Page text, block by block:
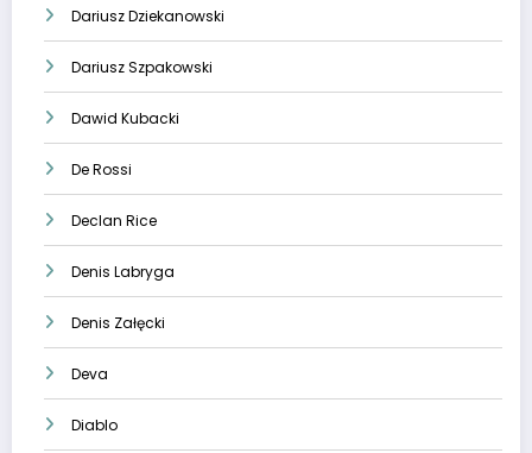
Dariusz Dziekanowski
Dariusz Szpakowski
Dawid Kubacki
De Rossi
Declan Rice
Denis Labryga
Denis Załęcki
Deva
Diablo